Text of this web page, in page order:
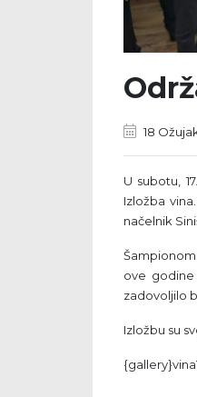
18
U subotu,
Izložba
načelnik
ove godine
zadovoljilo
Izložbu su